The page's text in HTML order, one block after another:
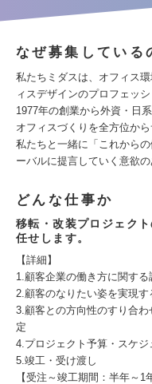
なぜ募集している
私たちミダスは、オフィス
ィスデザインのプロフェッシ
1977年の創業から外資・日
オフィスづくりを全方位か
私たちと一緒に「これから
ーバルに提言していく意欲
どんな仕事か
移転・改装プロジェク
任せします。
【詳細】
1.顧客企業の働き方に関す
2.顧客のなりたい姿を実現
3.顧客との方向性のすり合
定
4.プロジェクト予算・スケ
5.竣工・受け渡し
【受注～竣工期間：半年～1